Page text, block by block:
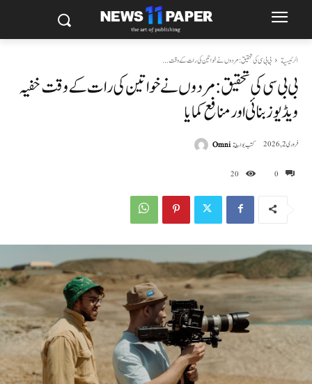
الرئيسية بی بی سی کی تحقیق: مردوں نے خواتین کی رات کے وقت...
بی بی سی کی تحقیق: مردوں نے خواتین کی رات کے وقت خفیہ
ویڈیوز بنائی اور منافع کمایا
0
20
فروری 2, 2026 كتب بواسطةOmni